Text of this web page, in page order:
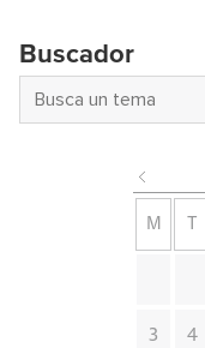
Buscador
M
3 4